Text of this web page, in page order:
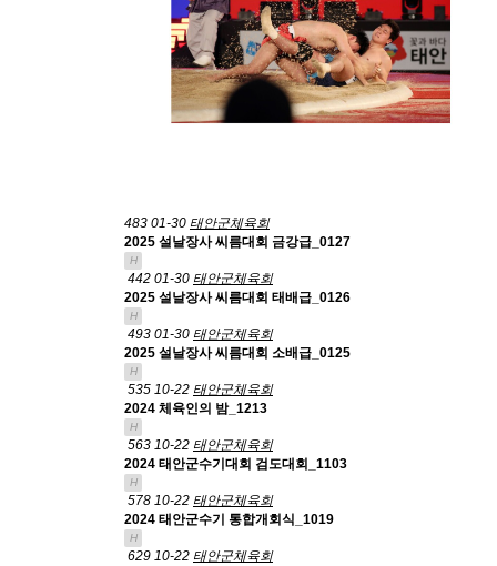
483 01-30 태안군체육회
2025 설날장사 씨름대회 금강급_0127
H
442 01-30 태안군체육회
2025 설날장사 씨름대회 태배급_0126
H
493 01-30 태안군체육회
2025 설날장사 씨름대회 소배급_0125
H
535 10-22 태안군체육회
2024 체육인의 밤_1213
H
563 10-22 태안군체육회
2024 태안군수기대회 검도대회_1103
H
578 10-22 태안군체육회
2024 태안군수기 통합개회식_1019
H
629 10-22 태안군체육회